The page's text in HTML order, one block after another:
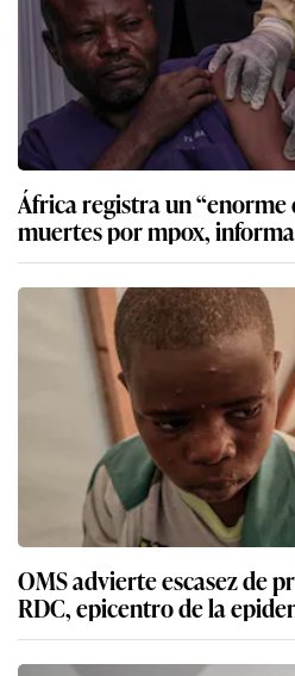
África registra un “enorme
muertes por mpox,
OMS advierte escasez de
RDC, epicentro de la